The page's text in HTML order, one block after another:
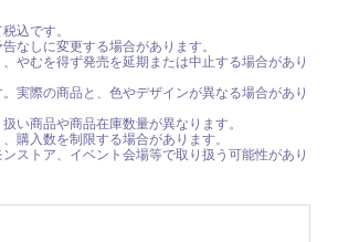
込です。
なしに変更する場合があります。
やむを得ず発売を延期または中止する場合があり
実際の商品と、色やデザインが異なる場合があり
い商品や商品在庫数量が異なります。
購入数を制限する場合があります。
ストア、イベント会場等で取り扱う可能性があり